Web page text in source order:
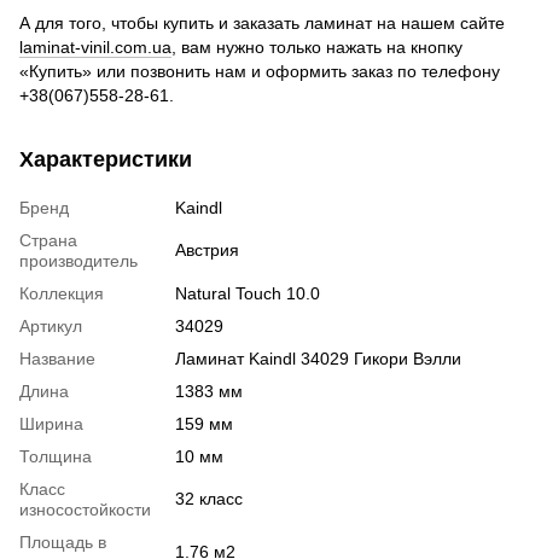
А для того, чтобы купить и заказать ламинат на нашем сайте
laminat-vinil.com.ua , вам нужно только нажать на кнопку
«Купить» или позвонить нам и оформить заказ по телефону
+38(067)558-28-61.
Характеристики
Бренд
Kaindl
Страна
производитель
Австрия
Коллекция
Natural Touch 10.0
Артикул
34029
Название
Ламинат Kaindl 34029 Гикори Вэлли
Длина
1383 мм
Ширина
159 мм
Толщина
10 мм
Класс
износостойкости
32 класс
Площадь в
1.76 м2